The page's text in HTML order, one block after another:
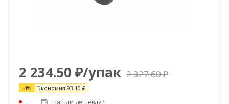
2 234.50 ₽/упак 2 327.60₽
-4% Экономия 93.10 ₽
Нашли дешевле?